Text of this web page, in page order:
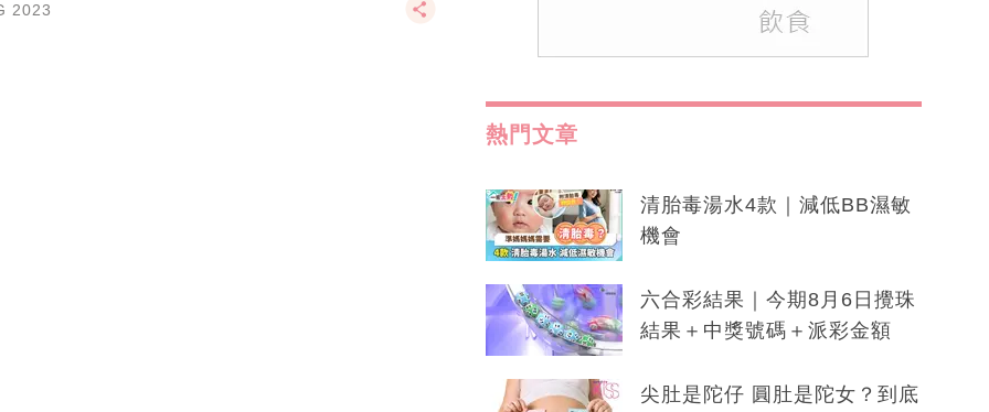
2023
熱門文章
清胎毒湯水4款｜減低BB濕敏
機會
六合彩結果｜今期8月6日攪珠
結果＋中獎號碼＋派彩金額
尖肚是陀仔 圓肚是陀女？到底